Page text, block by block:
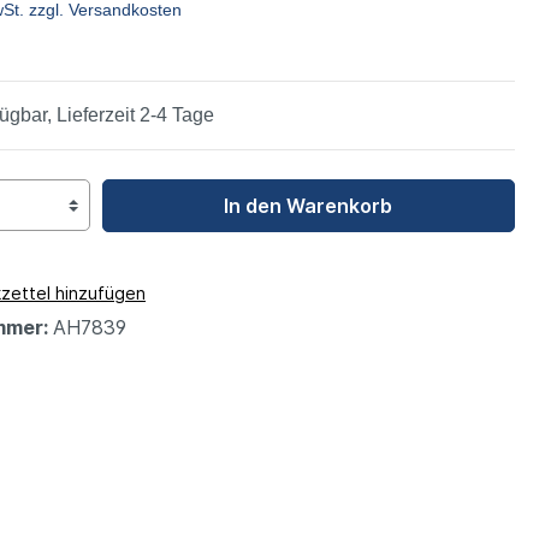
zzgl. Versandkosten
Lieferzeit 2-4 Tage
In den Warenkorb
hinzufügen
AH7839